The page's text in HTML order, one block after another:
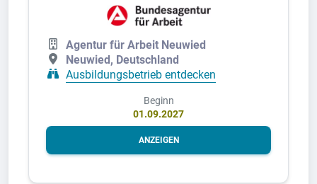
Agentur für Arbeit Neuwied
Neuwied, Deutschland
Ausbildungsbetrieb entdecken
Beginn
01.09.2027
ANZEIGEN